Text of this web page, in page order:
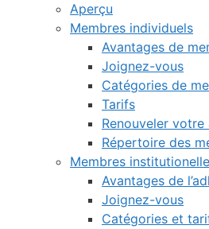
Aperçu
Membres individuels
Avantages de
Joignez-vous
Catégories de
Tarifs
Renouveler votre
Répertoire des
Membres
Avantages de
Joignez-vous
Catégories et